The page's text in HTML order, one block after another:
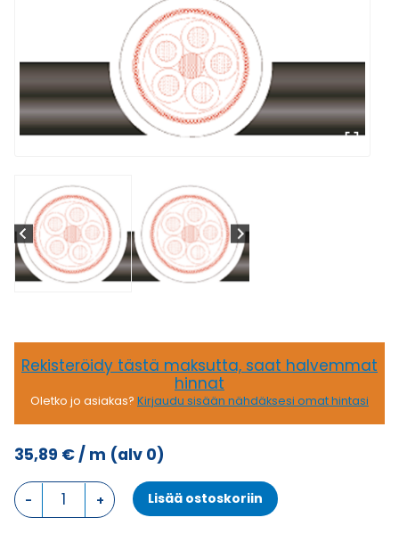
Rekisteröidy tästä maksutta, saat halvemmat
hinnat
Oletko jo asiakas? Kirjaudu sisään nähdäksesi omat hintasi
35,89 €/ m (alv 0)
Ohjauskaapeli
FESTOONFLEX
Lisää ostoskoriin